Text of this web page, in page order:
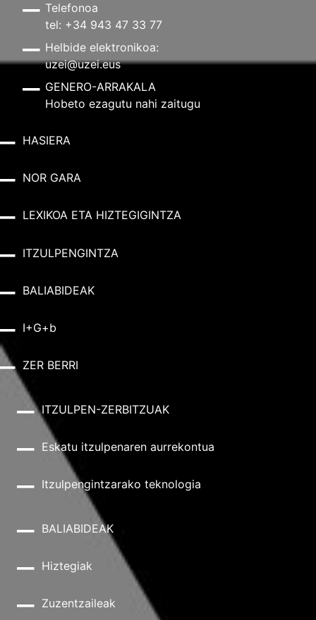
Telefonoa
tel: +34 943 47 33 77
Helbide elektronikoa:
uzei@uzei.eus
GENERO-ARRAKALA
Hobeto ezagutu nahi zaitugu
HASIERA
NOR GARA
LEXIKOA ETA HIZTEGIGINTZA
ITZULPENGINTZA
BALIABIDEAK
I+G+b
ZER BERRI
ITZULPEN-ZERBITZUAK
Eskatu itzulpenaren aurrekontua
Itzulpengintzarako teknologia
BALIABIDEAK
Hiztegiak
Zuzentzaileak